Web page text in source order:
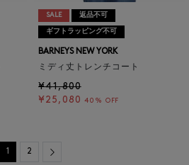
SALE 返品不可
ギフトラッピング不可
BARNEYS NEW YORK
ミディ丈トレンチコート
¥41,800
¥25,080 40% OFF
1 2